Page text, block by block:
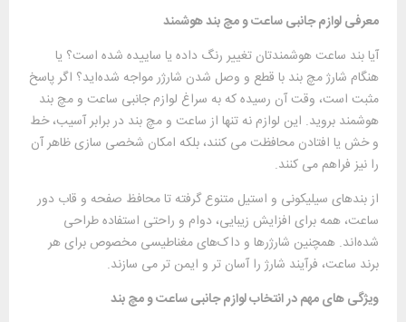
معرفی لوازم جانبی ساعت و مچ ‌بند هوشمند
آیا بند ساعت هوشمندتان تغییر رنگ داده یا ساییده شده است؟ یا
هنگام شارژ مچ‌ بند با قطع و وصل شدن شارژر مواجه شده‌اید؟ اگر پاسخ
مثبت است، وقت آن رسیده که به سراغ لوازم جانبی ساعت و مچ‌ بند
هوشمند بروید. این لوازم نه‌ تنها از ساعت و مچ‌ بند در برابر آسیب، خط
‌و خش یا افتادن محافظت می ‌کنند، بلکه امکان شخصی ‌سازی ظاهر آن
را نیز فراهم می‌ کنند.
از بندهای سیلیکونی و استیل متنوع گرفته تا محافظ صفحه و قاب دور
ساعت، همه برای افزایش زیبایی، دوام و راحتی استفاده طراحی
شده‌اند. همچنین شارژرها و داک‌های مغناطیسی مخصوص برای هر
برند ساعت، فرآیند شارژ را آسان‌ تر و ایمن ‌تر می‌ سازند.
ویژگی‌ های مهم در انتخاب لوازم جانبی ساعت و مچ ‌بند